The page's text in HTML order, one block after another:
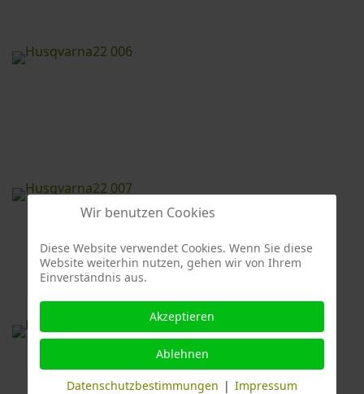
Wir benutzen Cookies
Diese Website verwendet Cookies. Wenn Sie diese
Website weiterhin nutzen, gehen wir von Ihrem
Einverständnis aus.
Akzeptieren
Ablehnen
Datenschutzbestimmungen | Impressum